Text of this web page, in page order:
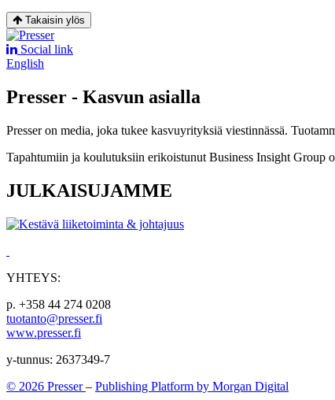
Takaisin ylös
Social link
English
Presser - Kasvun asialla
Presser on media, joka tukee kasvuyrityksiä viestinnässä.
Tapahtumiin ja koulutuksiin erikoistunut Business Insight Group
JULKAISUJAMME
YHTEYS:
p. +358 44 274 0208
tuotanto@presser.fi
www.presser.fi
y-tunnus: 2637349-7
© 2026 Presser– Publishing Platform by Morgan Digital